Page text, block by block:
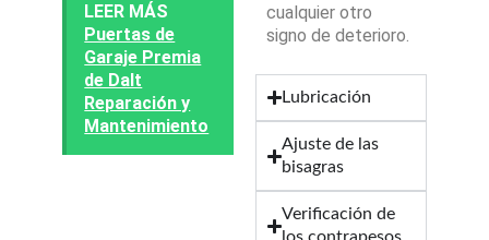
LEER MÁS
Puertas de
Garaje Premia
de Dalt
Reparación y
Mantenimiento
cualquier otro
signo de deterioro.
Lubricación
Ajuste de las
bisagras
Verificación de